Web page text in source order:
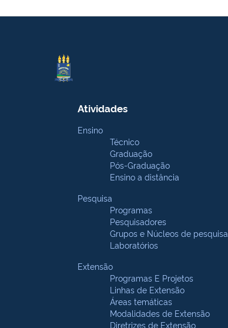
Atividades
Ensino
Técnico
Graduação
Pós-Graduação
Ensino a distância
Pesquisa
Programas
Pesquisadores
Grupos e Núcleos de pesquisa
Laboratórios
Extensão
Programas E Projetos
Linhas de Extensão
Áreas temáticas
Modalidades de Extensão
Diretrizes de Extensão